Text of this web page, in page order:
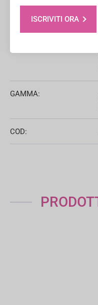
CATEGORIE:
GAMMA:
COD:
ISCRIVITI ORA